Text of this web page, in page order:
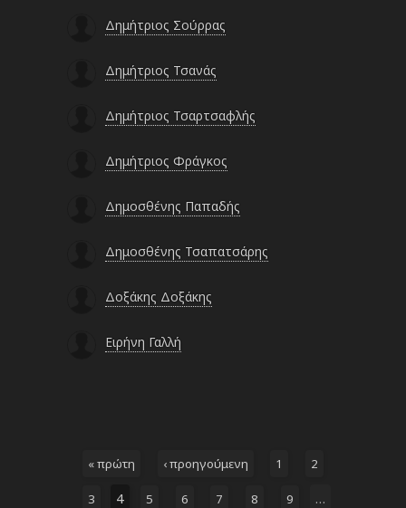
Δημήτριος Σούρρας
Δημήτριος Τσανάς
Δημήτριος Τσαρτσαφλής
Δημήτριος Φράγκος
Δημοσθένης Παπαδής
Δημοσθένης Τσαπατσάρης
Δοξάκης Δοξάκης
Ειρήνη Γαλλή
« πρώτη ‹ προηγούμενη 1 2
3 4 5 6 7 8 9 …